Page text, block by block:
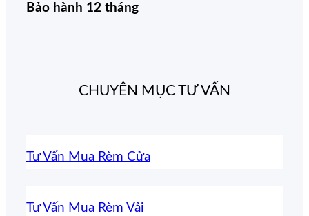
Bảo hành 12 tháng
CHUYÊN MỤC TƯ VẤN
Tư Vấn Mua Rèm Cửa
Tư Vấn Mua Rèm Vải